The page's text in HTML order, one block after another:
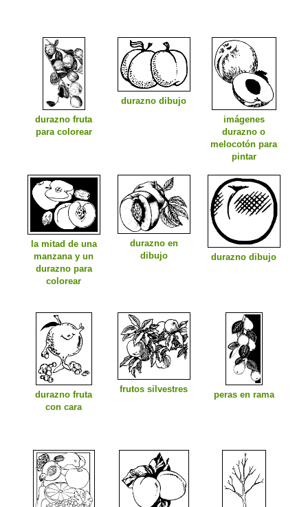
durazno fruta
para colorear
durazno dibujo
imágenes
durazno o
melocotón para
pintar
la mitad de una
manzana y un
durazno para
colorear
durazno en
dibujo
durazno dibujo
durazno fruta
con cara
frutos silvestres peras en rama